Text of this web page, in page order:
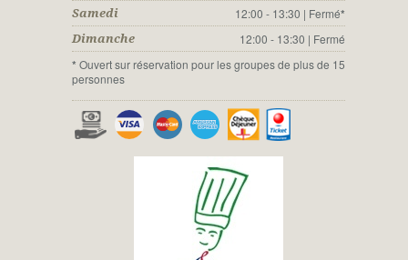
Samedi 12:00 - 13:30 | Fermé*
Dimanche 12:00 - 13:30 | Fermé
* Ouvert sur réservation pour les groupes de plus de 15
personnes